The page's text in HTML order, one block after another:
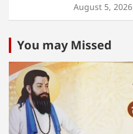
August 5, 2026
You may Missed